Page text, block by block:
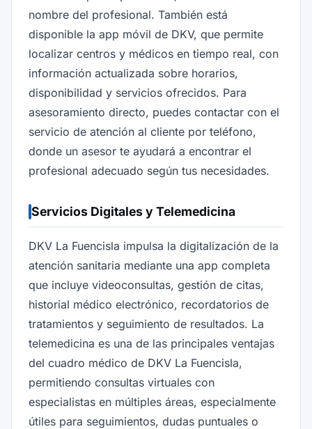
nombre del profesional. También está
disponible la app móvil de DKV, que permite
localizar centros y médicos en tiempo real, con
información actualizada sobre horarios,
disponibilidad y servicios ofrecidos. Para
asesoramiento directo, puedes contactar con el
servicio de atención al cliente por teléfono,
donde un asesor te ayudará a encontrar el
profesional adecuado según tus necesidades.
Servicios Digitales y Telemedicina
DKV La Fuencisla impulsa la digitalización de la
atención sanitaria mediante una app completa
que incluye videoconsultas, gestión de citas,
historial médico electrónico, recordatorios de
tratamientos y seguimiento de resultados. La
telemedicina es una de las principales ventajas
del cuadro médico de DKV La Fuencisla,
permitiendo consultas virtuales con
especialistas en múltiples áreas, especialmente
útiles para seguimientos, dudas puntuales o